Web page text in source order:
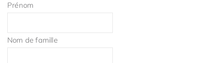
Prénom
Nom de famille